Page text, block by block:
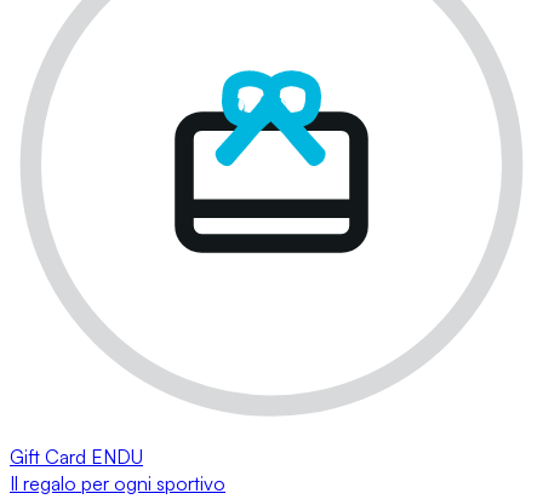
Gift Card ENDU
Il regalo per ogni sportivo